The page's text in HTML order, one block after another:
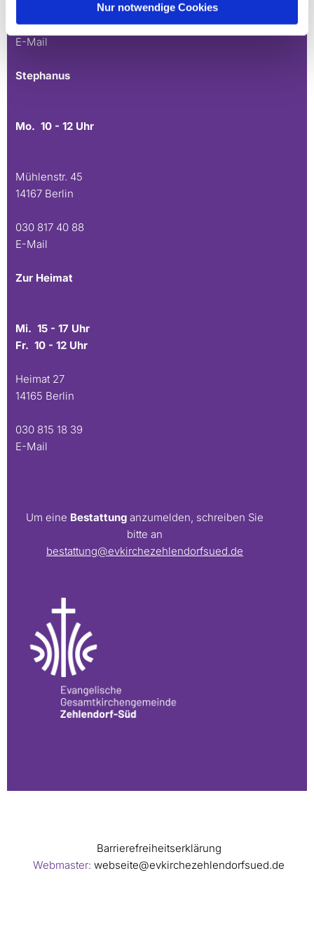
Nur notwendige Cookies
030 815 45 54
E-Mail
Stephanus
Mo. 10 - 12 Uhr
Mühlenstr. 45
14167 Berlin
030 817 40 88
E-Mail
Zur Heimat
Mi. 15 - 17 Uhr
Fr. 10 - 12 Uhr
Heimat 27
14165 Berlin
030 815 18 39
E-Mail
Um eine Bestattung anzumelden, schreiben Sie
bitte an
bestattung@evkirchezehlendorfsued.de
Barrierefreiheitserklärung
Webmaster: webseite@evkirchezehlendorfsued.de